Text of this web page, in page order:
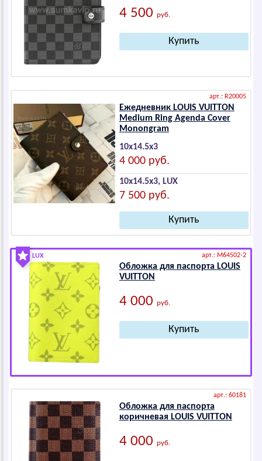
4 500 руб.
арт.: R20005
Ежедневник LОUIS VUIТТОN
Mеdium Ring Аgеndа Cоvеr
Mоnопgrаm
10х14.5х3
4 000 руб.
10х14.5х3, LUX
7 500 руб.
LUX арт.: M64502-2
Обложка для паспорта LОUIS
VUIТТОN
4 000 руб.
арт.: 60181
Обложка для паспорта
коричневая LОUIS VUIТТОN
4 000 руб.